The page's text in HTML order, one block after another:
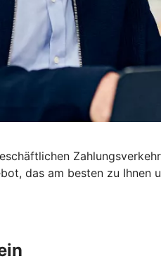
das am besten zu Ihnen